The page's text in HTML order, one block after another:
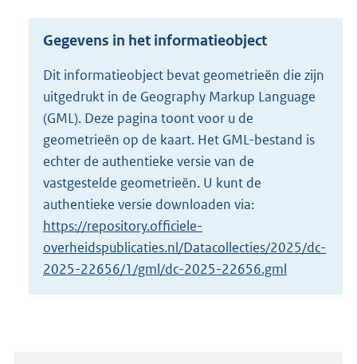
s
r
o
t
t
e
3
6
K
Gegevens in het informatieobject
Dit informatieobject bevat geometrieën die zijn
uitgedrukt in de Geography Markup Language
(GML). Deze pagina toont voor u de
geometrieën op de kaart. Het GML-bestand is
echter de authentieke versie van de
vastgestelde geometrieën. U kunt de
authentieke versie downloaden via:
https://repository.officiele-
overheidspublicaties.nl/Datacollecties/2025/dc-
2025-22656/1/gml/dc-2025-22656.gml